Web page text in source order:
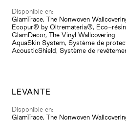
Disponible en:
GlamTrace, The Nonwoven
Ecopur® by Oltremateria®, Eco-
GlamDecor, The Vinyl Wallcovering
AquaSkin System, Système de
AcousticShield, Système de
LEVANTE
Disponible en:
GlamTrace, The Nonwoven